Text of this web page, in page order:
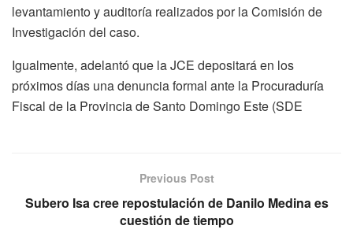
levantamiento y auditoría realizados por la Comisión de
Investigación del caso.
Igualmente, adelantó que la JCE depositará en los
próximos días una denuncia formal ante la Procuraduría
Fiscal de la Provincia de Santo Domingo Este (SDE
Previous Post
Subero Isa cree repostulación de Danilo Medina es
cuestión de tiempo